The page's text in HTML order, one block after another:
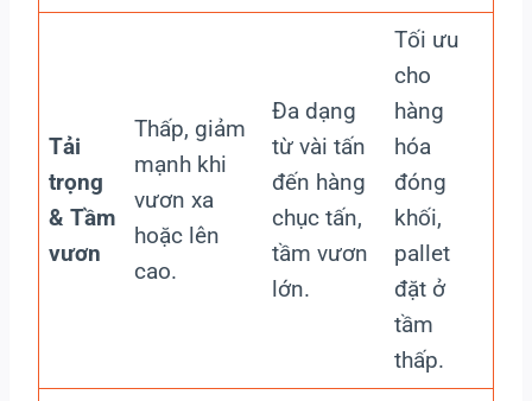
Tải
trọng
& Tầm
vươn
Thấp, giảm
mạnh khi
vươn xa
hoặc lên
cao.
Đa dạng
từ vài tấn
đến hàng
chục tấn,
tầm vươn
lớn.
Tối ưu
cho
hàng
hóa
đóng
khối,
pallet
đặt ở
tầm
thấp.